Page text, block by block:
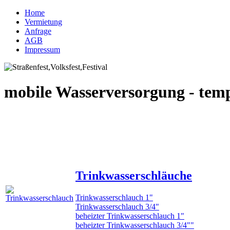
Home
Vermietung
Anfrage
AGB
Impressum
mobile Wasserversorgung -
Trinkwasserschläuche
Trinkwasserschlauch 1"
Trinkwasserschlauch 3/4"
beheizter Trinkwasserschlauch 1"
beheizter Trinkwasserschlauch 3/4""